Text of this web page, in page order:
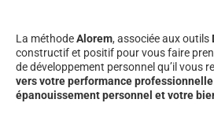
La méthodeAlorem, associée aux outils
constructif et positif pour vous faire
de développement personnel qu’il vous
vers votre performance
épanouissement personnel et votre